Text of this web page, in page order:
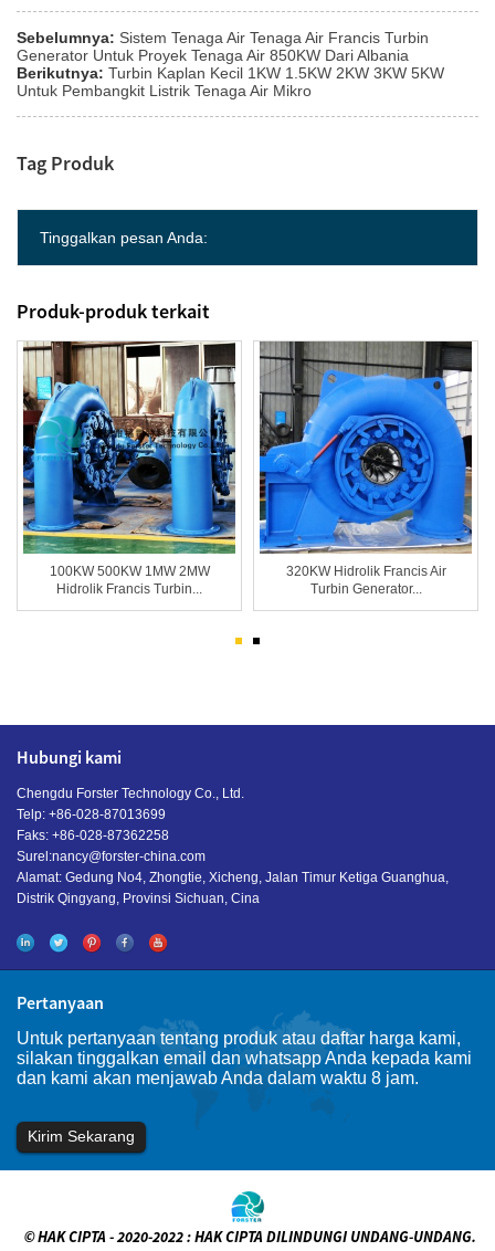
Sebelumnya: Sistem Tenaga Air Tenaga Air Francis Turbin
Generator Untuk Proyek Tenaga Air 850KW Dari Albania
Berikutnya: Turbin Kaplan Kecil 1KW 1.5KW 2KW 3KW 5KW
Untuk Pembangkit Listrik Tenaga Air Mikro
Tag Produk
Tinggalkan pesan Anda:
Produk-produk terkait
100KW 500KW 1MW 2MW
Hidrolik Francis Turbin...
320KW Hidrolik Francis Air
Turbin Generator...
Hubungi kami
Chengdu Forster Technology Co., Ltd.
Telp: +86-028-87013699
Faks: +86-028-87362258
Surel:nancy@forster-china.com
Alamat: Gedung No4, Zhongtie, Xicheng, Jalan Timur Ketiga Guanghua,
Distrik Qingyang, Provinsi Sichuan, Cina
Pertanyaan
Untuk pertanyaan tentang produk atau daftar harga kami,
silakan tinggalkan email dan whatsapp Anda kepada kami
dan kami akan menjawab Anda dalam waktu 8 jam.
Kirim Sekarang
© HAK CIPTA - 2020-2022 : HAK CIPTA DILINDUNGI UNDANG-UNDANG.